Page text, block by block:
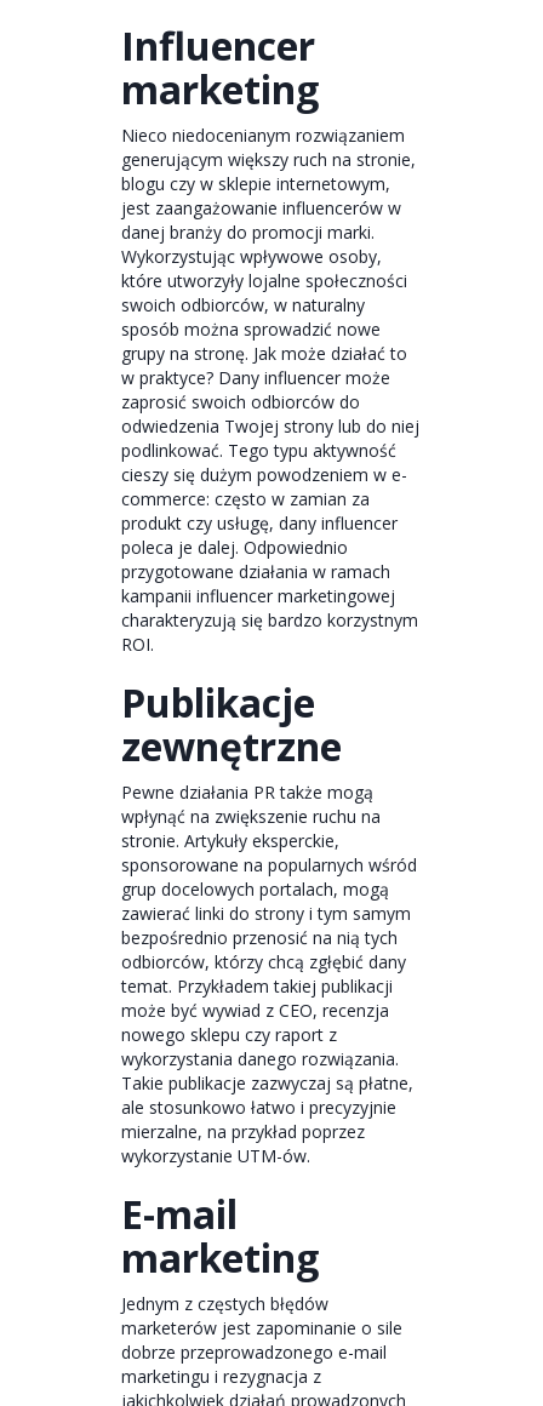
Influencer
marketing
Nieco niedocenianym rozwiązaniem
generującym większy ruch na stronie,
blogu czy w sklepie internetowym,
jest zaangażowanie influencerów w
danej branży do promocji marki.
Wykorzystując wpływowe osoby,
które utworzyły lojalne społeczności
swoich odbiorców, w naturalny
sposób można sprowadzić nowe
grupy na stronę. Jak może działać to
w praktyce? Dany influencer może
zaprosić swoich odbiorców do
odwiedzenia Twojej strony lub do niej
podlinkować. Tego typu aktywność
cieszy się dużym powodzeniem w e-
commerce: często w zamian za
produkt czy usługę, dany influencer
poleca je dalej. Odpowiednio
przygotowane działania w ramach
kampanii influencer marketingowej
charakteryzują się bardzo korzystnym
ROI.
Publikacje
zewnętrzne
Pewne działania PR także mogą
wpłynąć na zwiększenie ruchu na
stronie. Artykuły eksperckie,
sponsorowane na popularnych wśród
grup docelowych portalach, mogą
zawierać linki do strony i tym samym
bezpośrednio przenosić na nią tych
odbiorców, którzy chcą zgłębić dany
temat. Przykładem takiej publikacji
może być wywiad z CEO, recenzja
nowego sklepu czy raport z
wykorzystania danego rozwiązania.
Takie publikacje zazwyczaj są płatne,
ale stosunkowo łatwo i precyzyjnie
mierzalne, na przykład poprzez
wykorzystanie UTM-ów.
E-mail
marketing
Jednym z częstych błędów
marketerów jest zapominanie o sile
dobrze przeprowadzonego e-mail
marketingu i rezygnacja z
jakichkolwiek działań prowadzonych